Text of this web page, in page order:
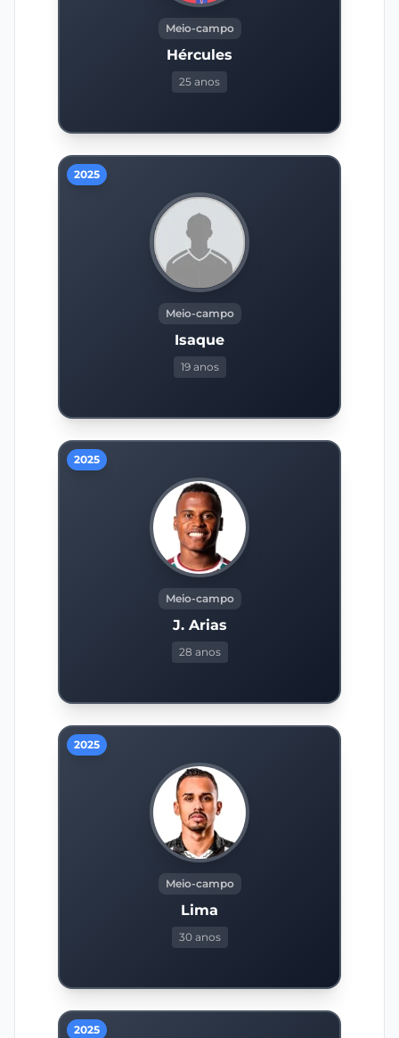
Meio-campo
Hércules
25 anos
2025
Meio-campo
Isaque
19 anos
2025
Meio-campo
J. Arias
28 anos
2025
Meio-campo
Lima
30 anos
2025